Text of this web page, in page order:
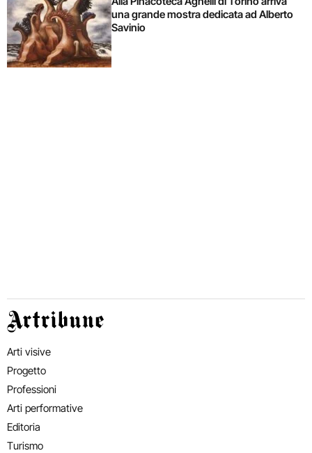
una grande mostra dedicata ad Alberto
Savinio
Artribune
Arti visive
Progetto
Professioni
Arti performative
Editoria
Turismo